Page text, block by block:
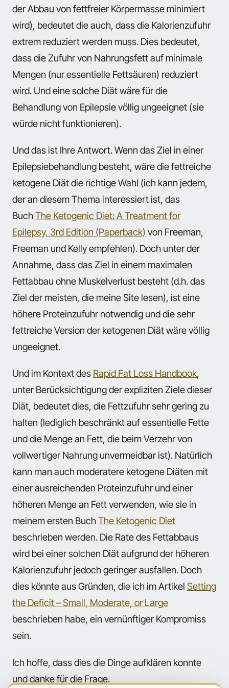
der Abbau von fettfreier Körpermasse minimiert
wird), bedeutet die auch, dass die Kalorienzufuhr
extrem reduziert werden muss. Dies bedeutet,
dass die Zufuhr von Nahrungsfett auf minimale
Mengen (nur essentielle Fettsäuren) reduziert
wird. Und eine solche Diät wäre für die
Behandlung von Epilepsie völlig ungeeignet (sie
würde nicht funktionieren).
Und das ist Ihre Antwort. Wenn das Ziel in einer
Epilepsiebehandlung besteht, wäre die fettreiche
ketogene Diät die richtige Wahl (ich kann jedem,
der an diesem Thema interessiert ist, das
Buch The Ketogenic Diet: A Treatment for
Epilepsy, 3rd Edition (Paperback) von Freeman,
Freeman und Kelly empfehlen). Doch unter der
Annahme, dass das Ziel in einem maximalen
Fettabbau ohne Muskelverlust besteht (d.h. das
Ziel der meisten, die meine Site lesen), ist eine
höhere Proteinzufuhr notwendig und die sehr
fettreiche Version der ketogenen Diät wäre völlig
ungeeignet.
Und im Kontext des Rapid Fat Loss Handbook,
unter Berücksichtigung der expliziten Ziele dieser
Diät, bedeutet dies, die Fettzufuhr sehr gering zu
halten (lediglich beschränkt auf essentielle Fette
und die Menge an Fett, die beim Verzehr von
vollwertiger Nahrung unvermeidbar ist). Natürlich
kann man auch moderatere ketogene Diäten mit
einer ausreichenden Proteinzufuhr und einer
höheren Menge an Fett verwenden, wie sie in
meinem ersten Buch The Ketogenic Diet
beschrieben werden. Die Rate des Fettabbaus
wird bei einer solchen Diät aufgrund der höheren
Kalorienzufuhr jedoch geringer ausfallen. Doch
dies könnte aus Gründen, die ich im Artikel Setting
the Deficit – Small, Moderate, or Large
beschrieben habe, ein vernünftiger Kompromiss
sein.
Ich hoffe, dass dies die Dinge aufklären konnte
und danke für die Frage.